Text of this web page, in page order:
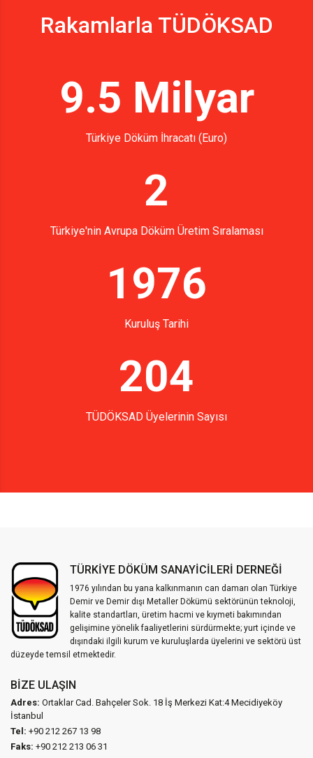
Rakamlarla TÜDÖKSAD
9.5 Milyar
Türkiye Döküm İhracatı (Euro)
2
Türkiye'nin Avrupa Döküm Üretim Sıralaması
1976
Kuruluş Tarihi
204
TÜDÖKSAD Üyelerinin Sayısı
TÜRKİYE DÖKÜM SANAYİCİLERİ DERNEĞİ
1976 yılından bu yana kalkınmanın can damarı olan Türkiye
Demir ve Demir dışı Metaller Dökümü sektörünün teknoloji,
kalite standartları, üretim hacmi ve kıymeti bakımından
gelişimine yönelik faaliyetlerini sürdürmekte; yurt içinde ve
dışındaki ilgili kurum ve kuruluşlarda üyelerini ve sektörü üst
düzeyde temsil etmektedir.
BIZE ULAŞIN
Adres: Ortaklar Cad. Bahçeler Sok. 18 İş Merkezi Kat:4 Mecidiyeköy
İstanbul
Tel: +90 212 267 13 98
Faks: +90 212 213 06 31